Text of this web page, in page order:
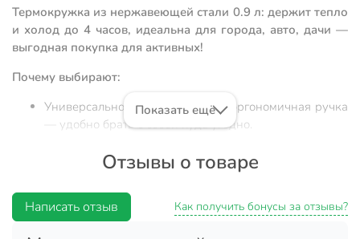
Термокружка из нержавеющей стали 0.9 л: держит тепло
и холод до 4 часов, идеальна для города, авто, дачи —
выгодная покупка для активных!
Почему выбирают:
Универсальность: объем 0.9 л и эргономичная ручка
— удобно брать с собой куда угодно.
сохраняют температуру напитка до 4 часов, не
Практична для дома, офиса, путешествий, в подарок
— стильная черная термокружка впишется в любой
Показать ещё
Отзывы о товаре
Написать отзыв Как получить бонусы за отзывы?